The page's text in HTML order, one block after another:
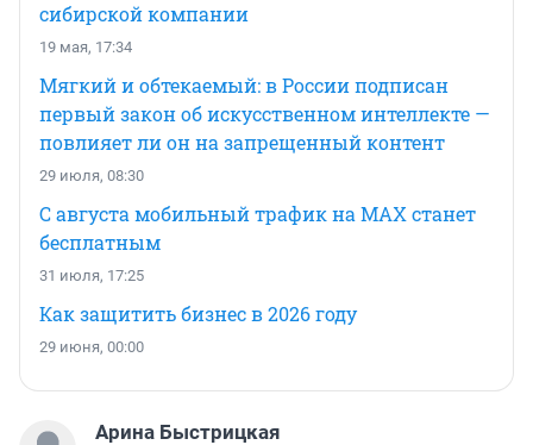
сибирской компании
19 мая, 17:34
Мягкий и обтекаемый: в России подписан
первый закон об искусственном интеллекте —
повлияет ли он на запрещенный контент
29 июля, 08:30
С августа мобильный трафик на MAX станет
бесплатным
31 июля, 17:25
Как защитить бизнес в 2026 году
29 июня, 00:00
Арина Быстрицкая